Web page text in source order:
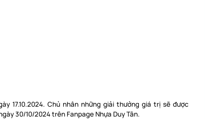
17.10.2024. Chủ nhân những giải thưởng giá trị sẽ được
30/10/2024 trên Fanpage Nhựa Duy Tân.